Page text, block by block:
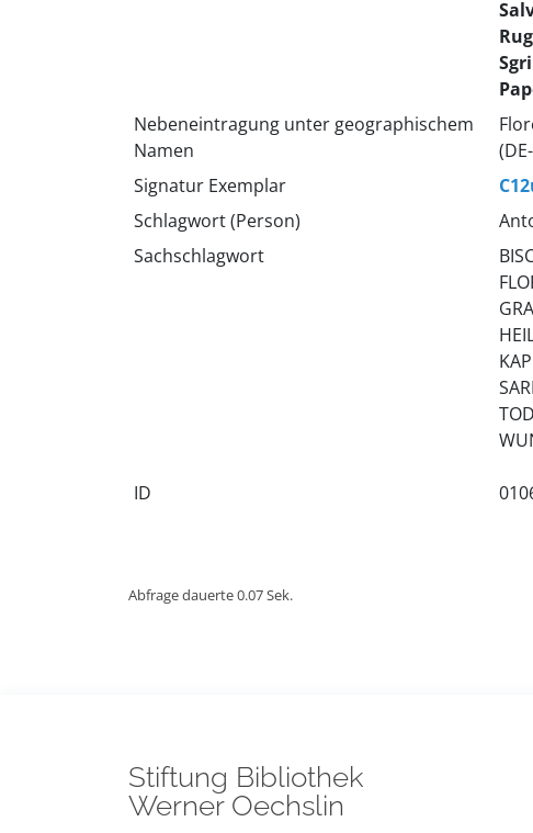
Nebeneintragung unter geographischem
Namen
Signatur Exemplar
Schlagwort (Person)
Sachschlagwort
ID
Abfrage dauerte 0.07 Sek.
Stiftung Bibliothek
Werner Oechslin